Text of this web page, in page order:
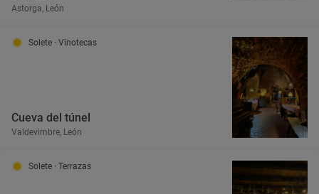
Astorga, León
Solete · Vinotecas
Cueva del túnel
Valdevimbre, León
Solete · Terrazas